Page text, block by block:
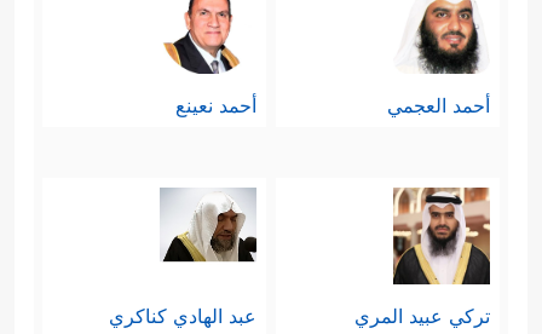
أحمد العجمي أحمد نعينع
تركي عبيد المري عبد الهادي كناكري